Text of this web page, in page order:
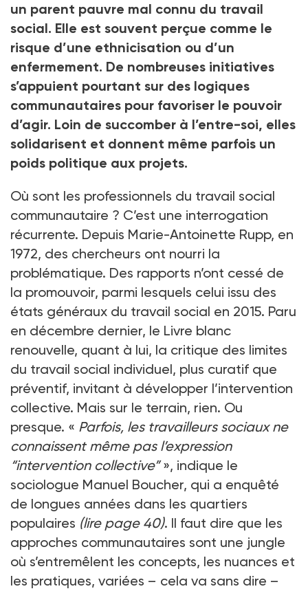
un parent pauvre mal connu du travail
social. Elle est souvent perçue comme le
risque d’une ethnicisation ou d’un
enfermement. De nombreuses initiatives
s’appuient pourtant sur des logiques
communautaires pour favoriser le pouvoir
d’agir. Loin de succomber à l’entre-soi, elles
solidarisent et donnent même parfois un
poids politique aux projets.
Où sont les professionnels du travail social
communautaire ? C’est une interrogation
récurrente. Depuis Marie-Antoinette Rupp, en
1972, des chercheurs ont nourri la
problématique. Des rapports n’ont cessé de
la promouvoir, parmi lesquels celui issu des
états généraux du travail social en 2015. Paru
en décembre dernier, le Livre blanc
renouvelle, quant à lui, la critique des limites
du travail social individuel, plus curatif que
préventif, invitant à développer l’intervention
collective. Mais sur le terrain, rien. Ou
presque. « Parfois, les travailleurs sociaux ne
connaissent même pas l’expression
“intervention collective”», indique le
sociologue Manuel Boucher, qui a enquêté
de longues années dans les quartiers
populaires (lire page 40). Il faut dire que les
approches communautaires sont une jungle
où s’entremêlent les concepts, les nuances et
les pratiques, variées – cela va sans dire –